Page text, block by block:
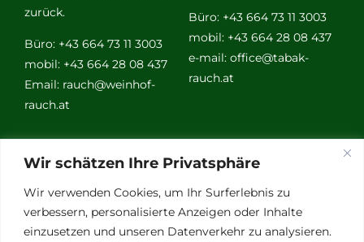
Wir schätzen Ihre Privatsphäre
Wir verwenden Cookies, um Ihr Surferlebnis zu
verbessern, personalisierte Anzeigen oder Inhalte
einzusetzen und unseren Datenverkehr zu analysieren.
zurück.
Büro: +43 664 73 11 3003
mobil: +43 664 28 08 437
Email: rauch@weinhof-
rauch.at
Büro: +43 664 73 11 3003
mobil: +43 664 28 08 437
e-mail: office@tabak-
rauch.at
Weitere
Links
Vino Vitalis